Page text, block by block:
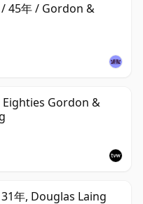
45年 / Gordon &
Eighties Gordon &
年, Douglas Laing